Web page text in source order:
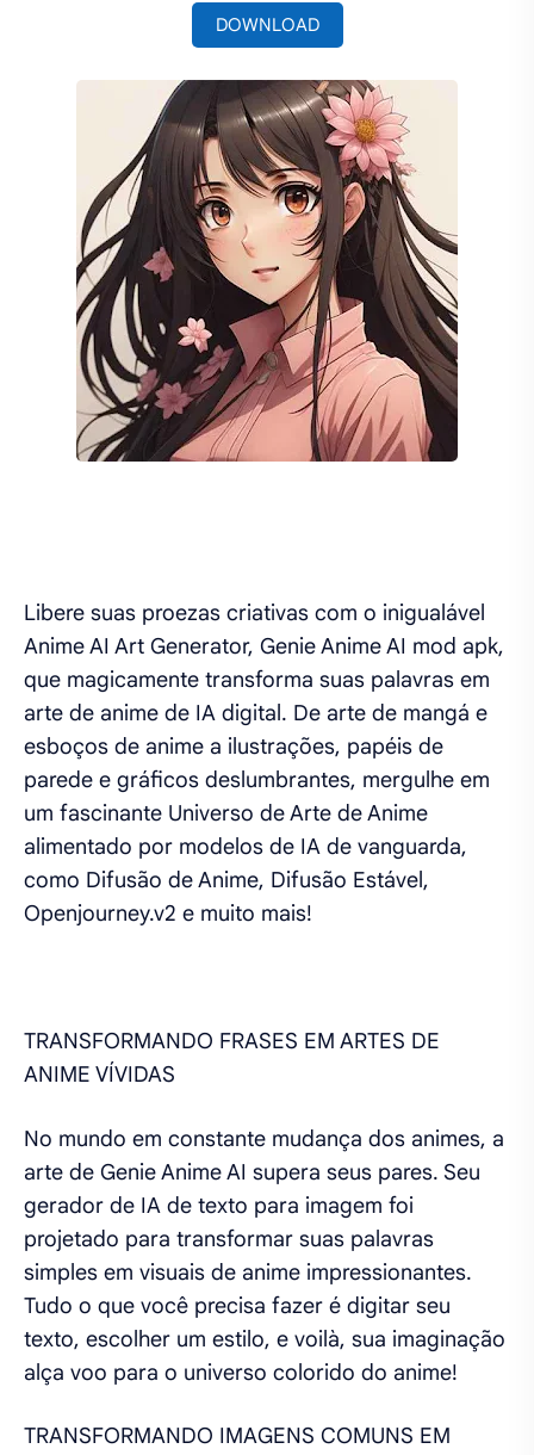
DOWNLOAD
Libere suas proezas criativas com o inigualável
Anime AI Art Generator, Genie Anime AI mod apk,
que magicamente transforma suas palavras em
arte de anime de IA digital. De arte de mangá e
esboços de anime a ilustrações, papéis de
parede e gráficos deslumbrantes, mergulhe em
um fascinante Universo de Arte de Anime
alimentado por modelos de IA de vanguarda,
como Difusão de Anime, Difusão Estável,
Openjourney.v2 e muito mais!
TRANSFORMANDO FRASES EM ARTES DE
ANIME VÍVIDAS
No mundo em constante mudança dos animes, a
arte de Genie Anime AI supera seus pares. Seu
gerador de IA de texto para imagem foi
projetado para transformar suas palavras
simples em visuais de anime impressionantes.
Tudo o que você precisa fazer é digitar seu
texto, escolher um estilo, e voilà, sua imaginação
alça voo para o universo colorido do anime!
TRANSFORMANDO IMAGENS COMUNS EM